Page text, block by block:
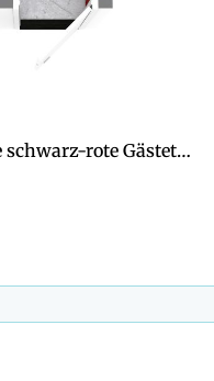
Grundriss für eine schwarz-rote Gästetoilette